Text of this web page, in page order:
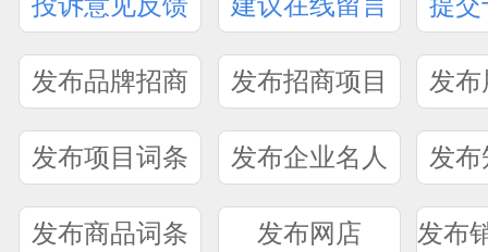
发布品牌招商 发布招商项目 发
发布项目词条 发布企业名人 发
发布商品词条 发布网店